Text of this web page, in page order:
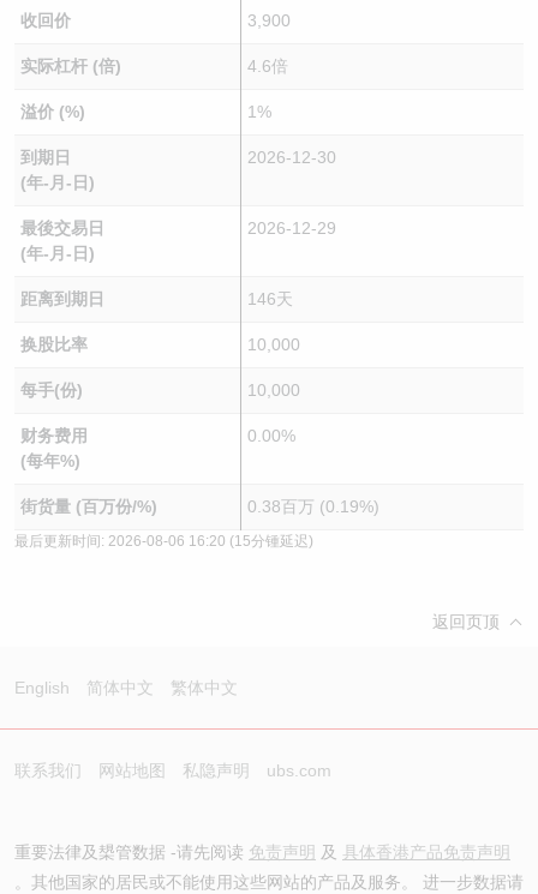
收回价 3,900
实际杠杆 (倍) 4.6倍
溢价 (%) 1%
到期日
(年-月-日)
2026-12-30
最後交易日
(年-月-日)
2026-12-29
距离到期日 146天
换股比率 10,000
每手(份) 10,000
财务费用
(每年%)
0.00%
街货量 (百万份/%) 0.38百万 (0.19%)
最后更新时间: 2026-08-06 16:20 (15分锺延迟)
返回页顶
English 简体中文 繁体中文
联系我们 网站地图 私隐声明 ubs.com
重要法律及槼管数据 -请先阅读 免责声明 及 具体香港产品免责声明
。其他国家的居民或不能使用这些网站的产品及服务。 进一步数据请